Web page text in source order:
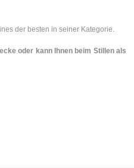
der besten in seiner Kategorie.
oder kann Ihnen beim Stillen als